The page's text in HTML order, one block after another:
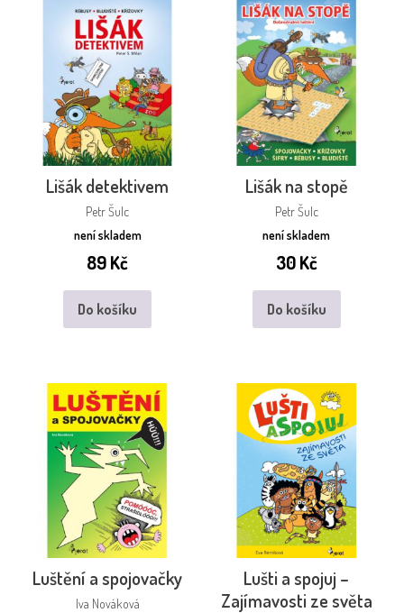
Lišák detektivem
Petr Šulc
není skladem
89Kč
Do košíku
Lišák na stopě
Petr Šulc
není skladem
30Kč
Do košíku
Luštění a spojovačky
Iva Nováková
Lušti a spojuj –
Zajímavosti ze světa